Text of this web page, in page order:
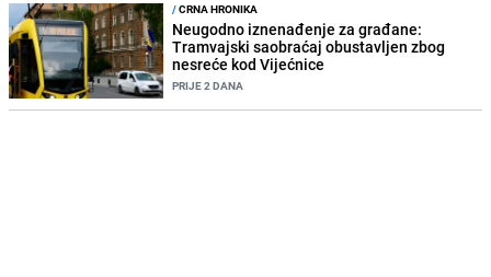
/CRNA HRONIKA
Neugodno iznenađenje za građane:
Tramvajski saobraćaj obustavljen zbog
nesreće kod Vijećnice
PRIJE 2 DANA